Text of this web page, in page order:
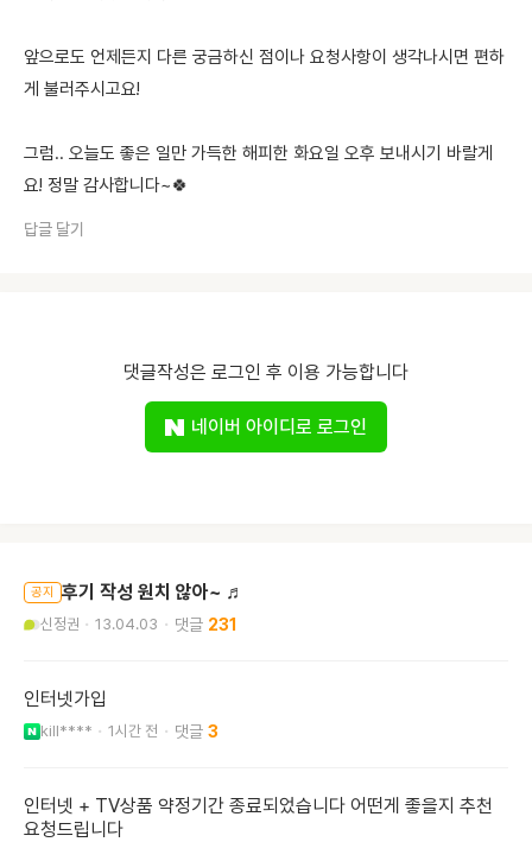
앞으로도 언제든지 다른 궁금하신 점이나 요청사항이 생각나시면 편하
게 불러주시고요!
그럼.. 오늘도 좋은 일만 가득한 해피한 화요일 오후 보내시기 바랄게
요! 정말 감사합니다~🍀
답글 달기
댓글작성은 로그인 후 이용 가능합니다
네이버 아이디로 로그인
공지 후기 작성 원치 않아~ ♬
신정권 13.04.03 231
인터넷가입
kill**** 1시간 전 3
인터넷 + TV상품 약정기간 종료되었습니다 어떤게 좋을지 추천
요청드립니다